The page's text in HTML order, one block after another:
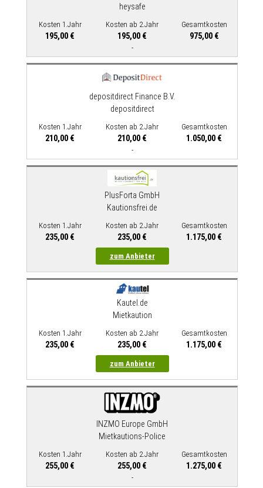
heysafe
Kosten 1.Jahr
195,00 €
Kosten ab 2.Jahr
195,00 €
Gesamtkosten
975,00 €
-
depositdirect Finance B.V.
depositdirect
Kosten 1.Jahr
210,00 €
Kosten ab 2.Jahr
210,00 €
Gesamtkosten
1.050,00 €
-
PlusForta GmbH
Kautionsfrei.de
Kosten 1.Jahr
235,00 €
Kosten ab 2.Jahr
235,00 €
Gesamtkosten
1.175,00 €
zum Anbieter
Kautel.de
Mietkaution
Kosten 1.Jahr
235,00 €
Kosten ab 2.Jahr
235,00 €
Gesamtkosten
1.175,00 €
zum Anbieter
INZMO Europe GmbH
Mietkautions-Police
Kosten 1.Jahr
255,00 €
Kosten ab 2.Jahr
255,00 €
Gesamtkosten
1.275,00 €
-